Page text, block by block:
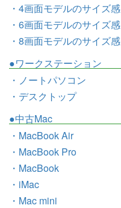
・4画面モデルのサイズ感
・6画面モデルのサイズ感
・8画面モデルのサイズ感
●ワークステーション
・ノートパソコン
・デスクトップ
●中古Mac
・MacBook Air
・MacBook Pro
・MacBook
・iMac
・Mac mini